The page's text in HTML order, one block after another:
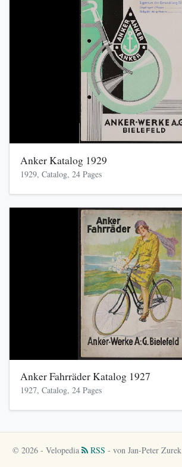
Anker Katalog 1929
1929, Catalog, 24 Pages
Anker Fahrräder Katalog 1927
1927, Catalog, 24 Pages
© 2026 - Velopedia RSS - von Jan-Peter Zurek